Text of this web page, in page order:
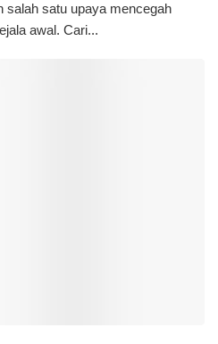
salah satu upaya mencegah
awal. Cari...